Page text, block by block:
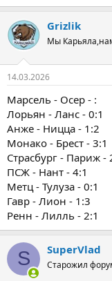
Grizlik
Мы
14.03.2026
Марсель - Осер - :
Лорьян - Ланс - 0:1
Анже - Ницца - 1:2
Монако - Брест - 3:1
Страсбург - Париж -
ПСЖ - Нант - 4:1
Метц - Тулуза - 0:1
Гавр - Лион - 1:3
Ренн - Лилль - 2:1
S SuperVlad
Старожил